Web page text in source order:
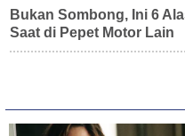
Bukan Sombong, Ini 6
Saat di Pepet Motor Lain